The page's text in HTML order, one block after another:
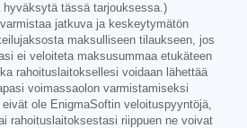
hyväksytä tässä tarjouksessa.)
jatkuva ja keskeytymätön
maksulliseen tilaukseen, jos
ei veloiteta maksusummaa etukäteen
rahoituslaitoksellesi voidaan lähettää
voimassaolon varmistamiseksi
ole EnigmaSoftin veloituspyyntöjä,
rahoituslaitoksestasi riippuen ne voivat